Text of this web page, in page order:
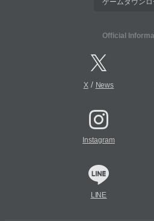
ゲームダウンロ
Official
X/ News
Instagram
LINE